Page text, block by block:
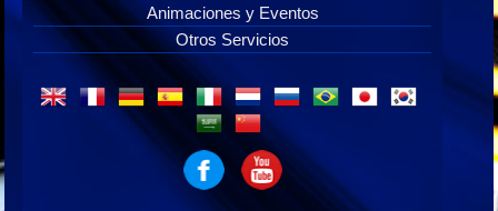
Animaciones y Eventos
Otros Servicios